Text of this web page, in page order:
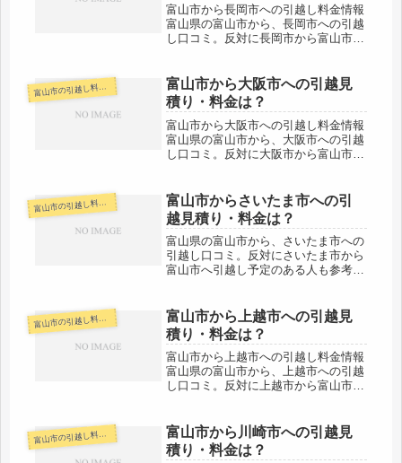
富山市から長岡市への引越し料金情報
富山県の富山市から、長岡市への引越
し口コミ。反対に長岡市から富山市へ
と長距離になります。車で片道で約２
時間半の距離になりますので、最短...
富山市の引越し料金・代金相場・見積り情報
富山市から大阪市への引越見
積り・料金は？
富山市から大阪市への引越し料金情報
富山県の富山市から、大阪市への引越
し口コミ。反対に大阪市から富山市へ
とかなりの長距離になります。片道で
約４時間前後の範囲ですので、最短...
富山市の引越し料金・代金相場・見積り情報
富山市からさいたま市への引
越見積り・料金は？
富山県の富山市から、さいたま市への
引越し口コミ。反対にさいたま市から
富山市へ引越し予定のある人も参考に
す。長距離ということで運賃がかかる
分料金も高めになることが多いでし
ょ...
富山市の引越し料金・代金相場・見積り情報
富山市から上越市への引越見
積り・料金は？
富山市から上越市への引越し料金情報
富山県の富山市から、上越市への引越
し口コミ。反対に上越市から富山市へ
と長距離になります。片道で約１時間
半前後の範囲ですが、その日中での...
富山市の引越し料金・代金相場・見積り情報
富山市から川崎市への引越見
積り・料金は？